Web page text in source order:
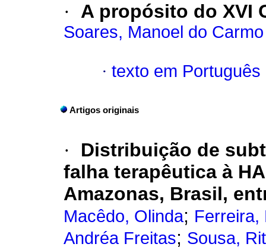
· A propósito do XVI
Soares, Manoel do
· texto em Português
Artigos originais
·
Distribuição de
falha terapêutica à
Amazonas, Brasil,
Macêdo, Olinda; Ferreira,
Andréa Freitas; Sousa,